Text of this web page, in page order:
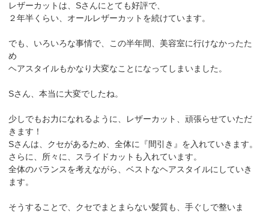
レザーカットは、Sさんにとても好評で、
２年半くらい、オールレザーカットを続けています。
でも、いろいろな事情で、この半年間、美容室に行けなかったた
め
ヘアスタイルもかなり大変なことになってしまいました。
Sさん、本当に大変でしたね。
少しでもお力になれるように、レザーカット、頑張らせていただ
きます！
Sさんは、クセがあるため、全体に『間引き』を入れていきます。
さらに、所々に、スライドカットも入れています。
全体のバランスを考えながら、ベストなヘアスタイルにしていき
ます。
そうすることで、クセでまとまらない髪質も、手ぐしで整いま